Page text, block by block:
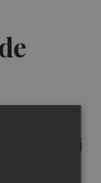
l'Àrea
del Nucli